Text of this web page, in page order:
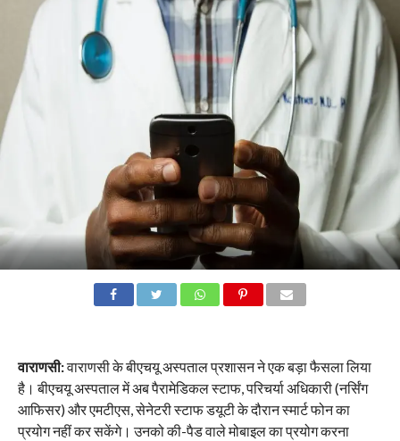
वाराणसी:वाराणसी के बीएचयू अस्पताल प्रशासन ने एक बड़ा फैसला लिया
है। बीएचयू अस्पताल में अब पैरामेडिकल स्टाफ, परिचर्या अधिकारी (नर्सिंग
आफिसर) और एमटीएस, सेनेटरी स्टाफ डयूटी के दौरान स्मार्ट फोन का
प्रयोग नहीं कर सकेंगे। उनको की-पैड वाले मोबाइल का प्रयोग करना